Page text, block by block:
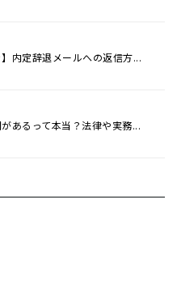
】内定辞退メールへの返信方...
あるって本当？法律や実務...